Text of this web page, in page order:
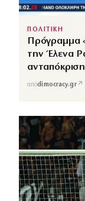
ΠΟΛΙΤΙΚΗ
Πρόγραμμα
την Έλενα
απόdimocracy.gr↗